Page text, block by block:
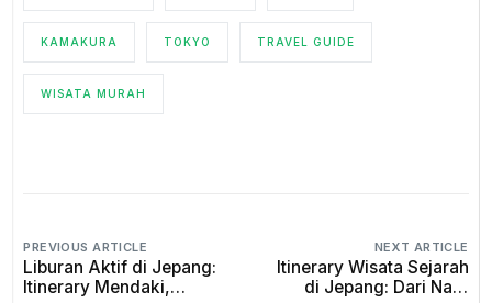
KAMAKURA TOKYO TRAVEL GUIDE
WISATA MURAH
PREVIOUS ARTICLE
Liburan Aktif di Jepang:
Itinerary Mendaki,
NEXT ARTICLE
Itinerary Wisata Sejarah
di Jepang: Dari Nara